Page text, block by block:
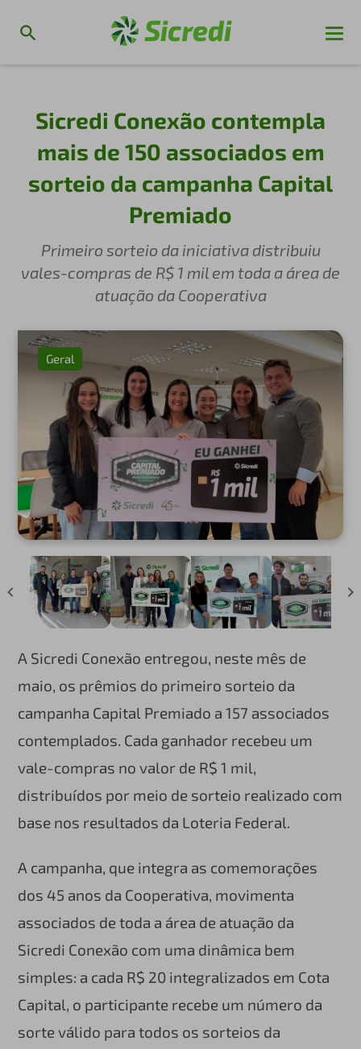
Sicredi Conexão contempla
mais de 150 associados em
sorteio da campanha Capital
Premiado
Primeiro sorteio da iniciativa distribuiu
vales-compras de R$ 1 mil em toda a área de
atuação da Cooperativa
Geral
A Sicredi Conexão entregou, neste mês de
maio, os prêmios do primeiro sorteio da
campanha Capital Premiado a 157 associados
contemplados. Cada ganhador recebeu um
vale-compras no valor de R$ 1 mil,
distribuídos por meio de sorteio realizado com
base nos resultados da Loteria Federal.
A campanha, que integra as comemorações
dos 45 anos da Cooperativa, movimenta
associados de toda a área de atuação da
Sicredi Conexão com uma dinâmica bem
simples: a cada R$ 20 integralizados em Cota
Capital, o participante recebe um número da
sorte válido para todos os sorteios da